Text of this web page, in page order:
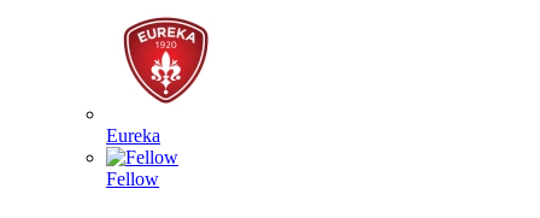
Eureka
Fellow